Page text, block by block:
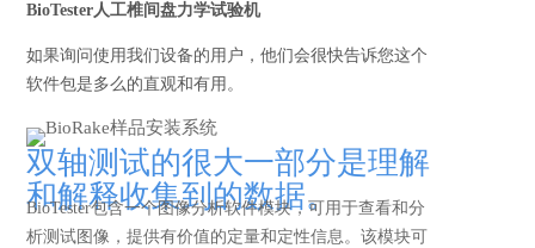
BioTester人工椎间盘力学试验机
如果询问使用我们设备的用户，他们会很快告诉您这个
软件包是多么的直观和有用。
双轴测试的很大一部分是理解
和解释收集到的数据。
BioTester包含一个图像分析软件模块，可用于查看和分
析测试图像，提供有价值的定量和定性信息。该模块可